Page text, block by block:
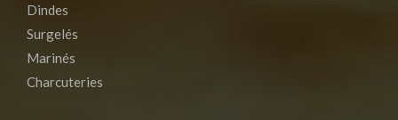
Dindes
Surgelés
Marinés
Charcuteries